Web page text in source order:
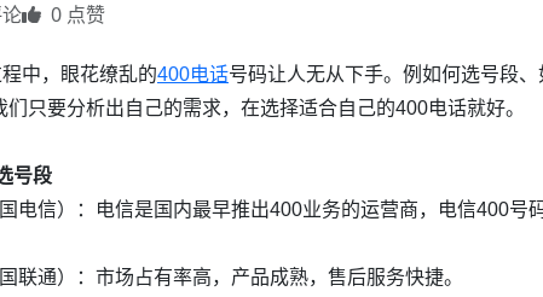
0 点赞
中，眼花缭乱的400电话号码让人无从下手。例如何选号段、
只要分析出自己的需求，在选择适合自己的400电话就好。
号段
电信）：电信是国内最早推出400业务的运营商，电信400号
联通）：市场占有率高，产品成熟，售后服务快捷。